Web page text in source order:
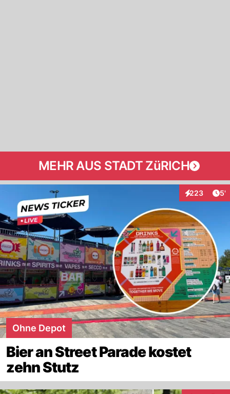
MEHR AUS STADT ZüRICH
223
Interaktionen5'
Ohne Depot
Bier an Street Parade kostet
zehn Stutz